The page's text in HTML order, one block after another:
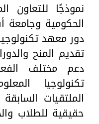
نموذجًا للتعاون
الحكومية وجامعة
دور معهد
تقديم المنح
دعم مختلف
تكنولوجيا
الملتقيات
حقيقية للطلاب